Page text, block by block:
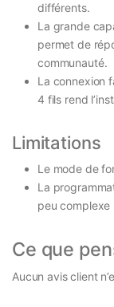
différents.
La grande
permet de
communauté.
La connexion
4 fils rend
Limitations
Le mode de
La
peu complexe
Ce que
Aucun avis client